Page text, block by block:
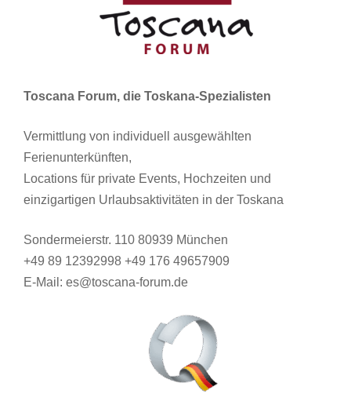
Toscana Forum, die Toskana-Spezialisten
Vermittlung von individuell ausgewählten
Ferienunterkünften,
Locations für private Events, Hochzeiten und
einzigartigen Urlaubsaktivitäten in der Toskana
Sondermeierstr. 110 80939 München
+49 89 12392998 +49 176 49657909
E-Mail: es@toscana-forum.de